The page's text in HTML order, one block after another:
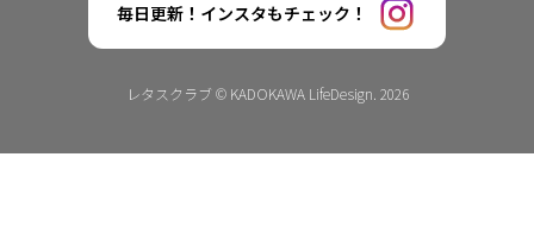
毎日更新！インスタもチェック！
レタスクラブ © KADOKAWA LifeDesign. 2026